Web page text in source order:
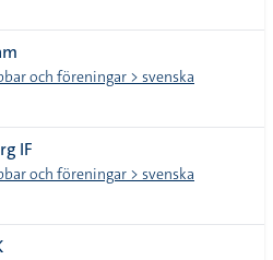
och föreningar > svenska
IF
och föreningar > svenska